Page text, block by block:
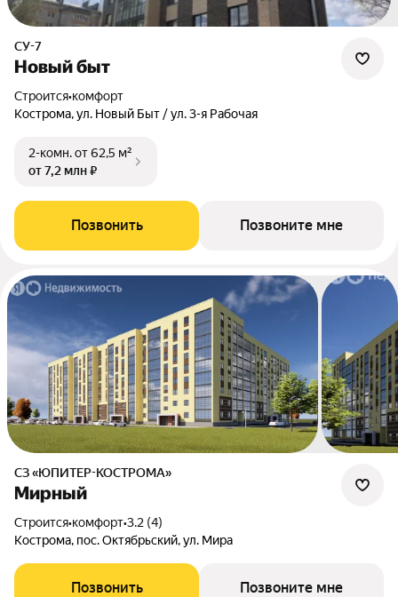
СУ-7
Новый быт
Строится•комфорт
Кострома, ул. Новый Быт / ул. 3-я Рабочая
2-комн.от 62,5 м²
от 7,2 млн ₽
Позвонить Позвоните мне
СЗ «ЮПИТЕР-КОСТРОМА»
Мирный
Строится•комфорт•3.2 (4)
Кострома, пос. Октябрьский, ул. Мира
Позвонить Позвоните мне